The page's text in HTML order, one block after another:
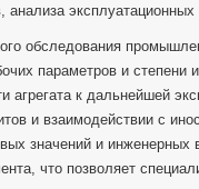
анализа
обследования
параметров и
агрегата к дальнейшей
и взаимодействии с
значений и
что позволяет